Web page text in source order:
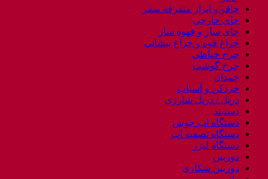
چاقو و ابزار متفرقه سفر
چای خارجی
چای ساز و قهوه ساز
چراغ قوه و چراغ پیشانی
چرخ خیاطی
چرخ گوشت
چمدان
خردکن و آسیاب
دریل / دریل شارژی
دستبند
دستگاه اب جوش
دستگاه تصفیه اب
دستگاه لیزر
دوربین
دوربین شکاری